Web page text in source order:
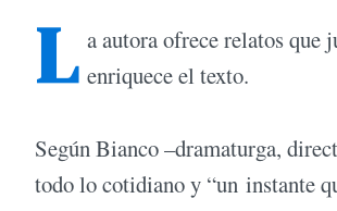
L a autora ofrece relatos que
enriquece el texto.
Según Bianco –dramaturga,
todo lo cotidiano y “un instante